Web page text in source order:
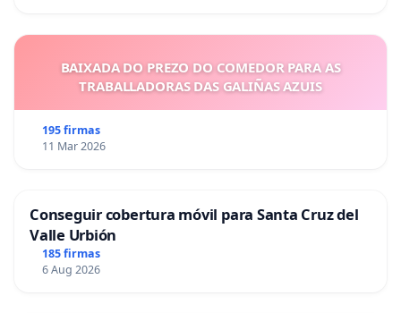
BAIXADA DO PREZO DO COMEDOR PARA AS
TRABALLADORAS DAS GALIÑAS AZUIS
195 firmas
11 Mar 2026
Conseguir cobertura móvil para Santa Cruz del
Valle Urbión
185 firmas
6 Aug 2026